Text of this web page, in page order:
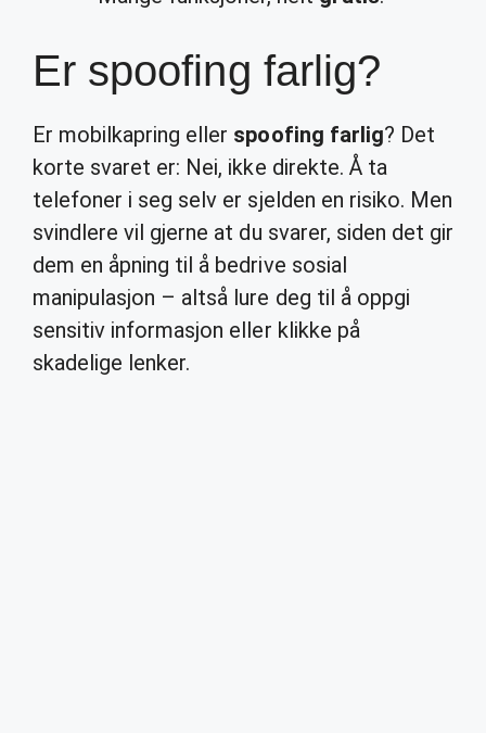
Er spoofing farlig?
Er mobilkapring eller spoofing farlig? Det
korte svaret er: Nei, ikke direkte. Å ta
telefoner i seg selv er sjelden en risiko. Men
svindlere vil gjerne at du svarer, siden det gir
dem en åpning til å bedrive sosial
manipulasjon – altså lure deg til å oppgi
sensitiv informasjon eller klikke på
skadelige lenker.